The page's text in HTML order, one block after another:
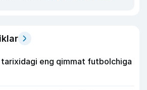
tarixidagi eng qimmat futbolchiga